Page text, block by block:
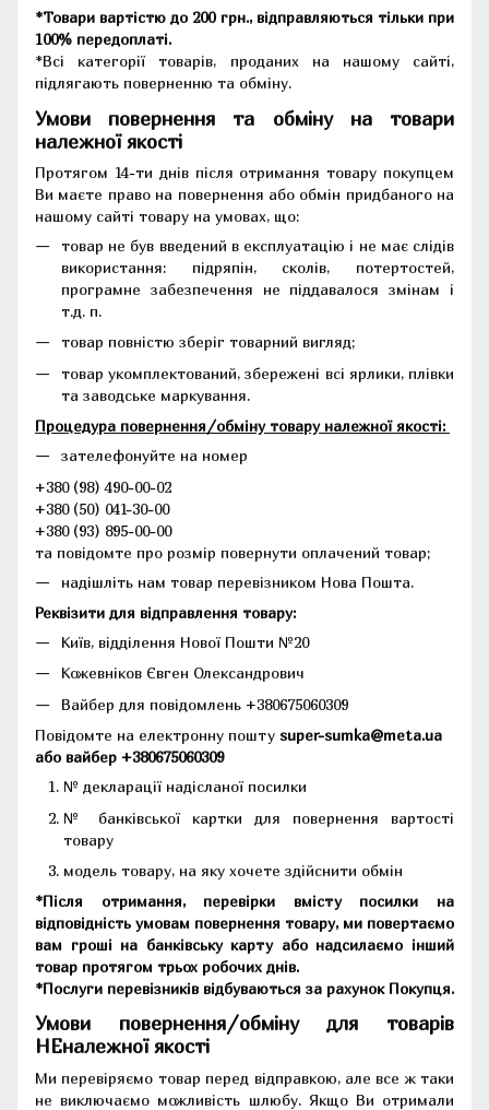
*Товари вартістю до 200 грн., відправляються тільки при
100% передоплаті.
*Всі категорії товарів, проданих на нашому сайті,
підлягають поверненню та обміну.
Умови повернення та обміну на товари
належної якості
Протягом 14-ти днів після отримання товару покупцем
Ви маєте право на повернення або обмін придбаного на
нашому сайті товару на умовах, що:
товар не був введений в експлуатацію і не має слідів
використання: підряпін, сколів, потертостей,
програмне забезпечення не піддавалося змінам і
т.д. п.
товар повністю зберіг товарний вигляд;
товар укомплектований, збережені всі ярлики, плівки
та заводське маркування.
Процедура повернення/обміну товару належної якості:
зателефонуйте на номер
+380 (98) 490-00-02
+380 (50) 041-30-00
+380 (93) 895-00-00
та повідомте про розмір повернути оплачений товар;
надішліть нам товар перевізником Нова Пошта.
Реквізити для відправлення товару:
Київ, відділення Нової Пошти №20
Кожевніков Євген Олександрович
Вайбер для повідомлень +380675060309
Повідомте на електронну пошту super-sumka@meta.ua
або вайбер +380675060309
№ декларації надісланої посилки
№ банківської картки для повернення вартості
товару
модель товару, на яку хочете здійснити обмін
*Після отримання, перевірки вмісту посилки на
відповідність умовам повернення товару, ми повертаємо
вам гроші на банківську карту або надсилаємо інший
товар протягом трьох робочих днів.
*Послуги перевізників відбуваються за рахунок Покупця.
Умови повернення/обміну для товарів
НЕналежної якості
Ми перевіряємо товар перед відправкою, але все ж таки
не виключаємо можливість шлюбу. Якщо Ви отримали